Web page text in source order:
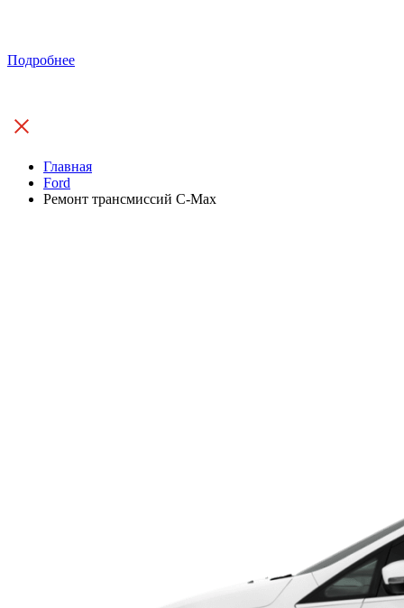
Подробнее
Главная
Ford
Ремонт трансмиссий C-Max